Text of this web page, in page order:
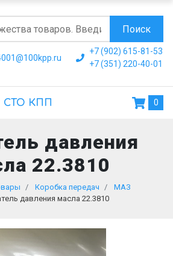
+7 (902) 615-81-53
+7 (351) 220-40-01
Поиск
СТО КПП 0
давления
22.3810
Коробка передач
МАЗ
давления масла 22.3810